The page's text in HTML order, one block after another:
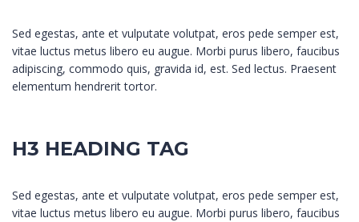
Sed egestas, ante et vulputate volutpat, eros pede semper est,
vitae luctus metus libero eu augue. Morbi purus libero, faucibus
adipiscing, commodo quis, gravida id, est. Sed lectus. Praesent
elementum hendrerit tortor.
H3 HEADING TAG
Sed egestas, ante et vulputate volutpat, eros pede semper est,
vitae luctus metus libero eu augue. Morbi purus libero, faucibus